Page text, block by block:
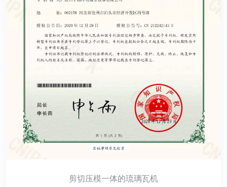
剪切压模一体的琉璃瓦机